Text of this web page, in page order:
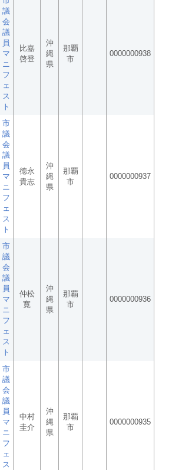
議
会
議
員
マ
ニ
フ
ェ
ス
ト
比嘉
啓登
沖
縄
県
那覇
市
0000000938
市
議
会
議
員
マ
ニ
フ
ェ
ス
ト
徳永
貴志
沖
縄
県
那覇
市
0000000937
市
議
会
議
員
マ
ニ
フ
ェ
ス
ト
仲松
寛
沖
縄
県
那覇
市
0000000936
市
議
会
議
員
マ
ニ
フ
ェ
ス
中村
圭介
沖
縄
県
那覇
市
0000000935